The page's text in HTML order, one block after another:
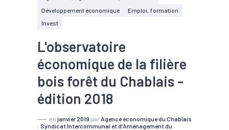
Développement économique
Emploi, formation
Invest
L'observatoire
économique de la filière
bois forêt du Chablais -
édition 2018
en janvier 2019 par Agence économique du Chablais
; Syndicat Intercommunal et d'Aménagement du